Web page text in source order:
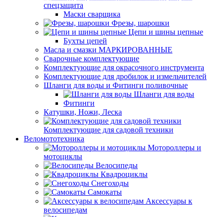
спецзащита
Маски сварщика
Фрезы, шарошки
Цепи и шины цепные
Бухты цепей
Масла и смазки МАРКИРОВАННЫЕ
Сварочные комплектующие
Комплектующие для окрасочного инструмента
Комплектующие для дробилок и измельчителей
Шланги для воды и Фитинги поливочные
Шланги для воды
Фитинги
Катушки, Ножи, Леска
Комплектующие для садовой техники
Веломототехника
Мотороллеры и
мотоциклы
Велосипеды
Квадроциклы
Снегоходы
Самокаты
Аксессуары к
велосипедам